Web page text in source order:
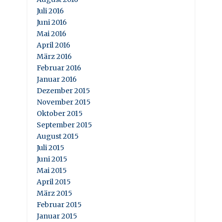
Juli 2016
Juni 2016
Mai 2016
April 2016
März 2016
Februar 2016
Januar 2016
Dezember 2015
November 2015
Oktober 2015
September 2015
August 2015
Juli 2015
Juni 2015
Mai 2015
April 2015
März 2015
Februar 2015
Januar 2015